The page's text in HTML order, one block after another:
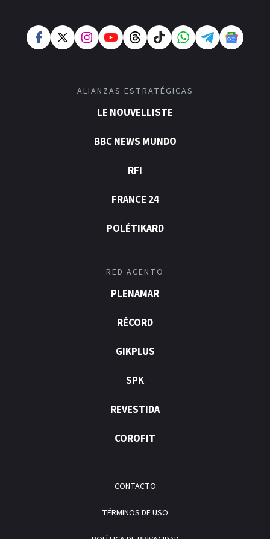
ALIANZAS ESTRATÉGICAS
LE NOUVELLISTE
BBC NEWS MUNDO
RFI
FRANCE 24
POLÉTIKARD
RED ACENTO
PLENAMAR
RÉCORD
GIKPLUS
SPK
REVESTIDA
COROFIT
CONTACTO
TÉRMINOS DE USO